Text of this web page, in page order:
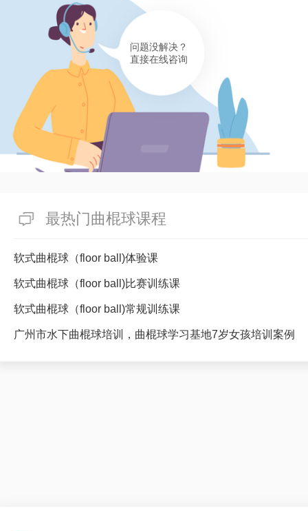
问题没解决？
直接在线咨询
最热门曲棍球课程
软式曲棍球（floor ball)体验课
软式曲棍球（floor ball)比赛训练课
软式曲棍球（floor ball)常规训练课
广州市水下曲棍球培训，曲棍球学习基地7岁女孩培训案例